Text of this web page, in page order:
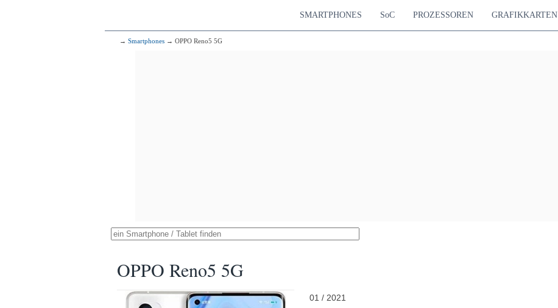
SMARTPHONES SoC PROZESSOREN GRAFIKKARTEN
→ Smartphones → OPPO Reno5 5G
OPPO Reno5 5G
01 / 2021